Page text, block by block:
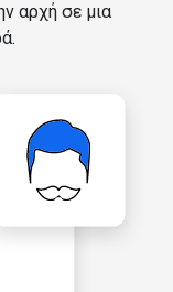
αρχή σε μια